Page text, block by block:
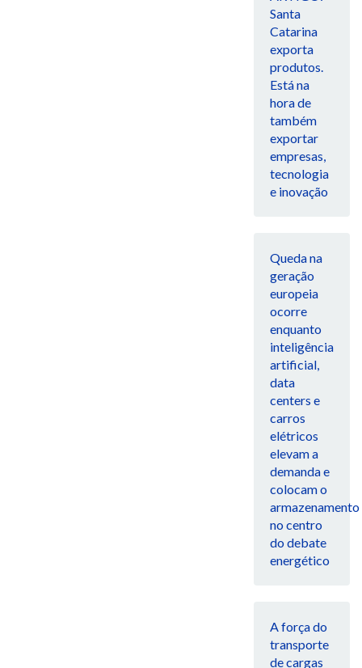
Santa
Catarina
exporta
produtos.
Está na
hora de
também
exportar
empresas,
tecnologia
e inovação
Queda na
geração
europeia
ocorre
enquanto
inteligência
artificial,
data
centers e
carros
elétricos
elevam a
demanda e
colocam o
armazenamento
no centro
do debate
energético
A força do
transporte
de cargas